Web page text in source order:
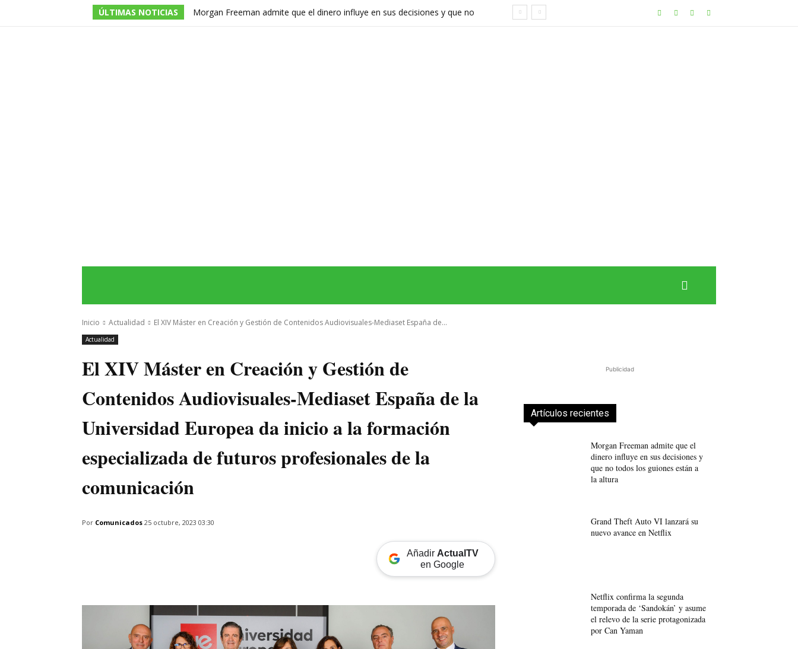
ÚLTIMAS NOTICIAS
Morgan Freeman admite que el dinero influye en sus decisiones y que no
Inicio Actualidad El XIV Máster en Creación y Gestión de Contenidos Audiovisuales-Mediaset España de...
Actualidad
El XIV Máster en Creación y Gestión de
Contenidos Audiovisuales-Mediaset España de la
Universidad Europea da inicio a la formación
especializada de futuros profesionales de la
comunicación
Por Comunicados 25 octubre, 2023 03:30
Añadir ActualTV
en Google
Publicidad
Artículos recientes
Morgan Freeman admite que el
dinero influye en sus decisiones y
que no todos los guiones están a
la altura
Grand Theft Auto VI lanzará su
nuevo avance en Netflix
Netflix confirma la segunda
temporada de ‘Sandokán’ y asume
el relevo de la serie protagonizada
por Can Yaman